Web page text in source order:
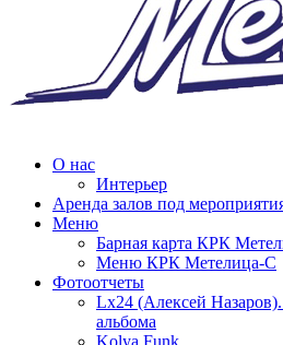
О нас
Интерьер
Аренда залов под
Меню
Барная карта КРК
Меню КРК Метелица-С
Фотоотчеты
Lx24 (Алексей
альбома
Kolya Funk